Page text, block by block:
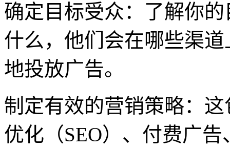
确定目标受众：了解你
什么，他们会在哪些渠
地投放广告。
制定有效的营销策略：
优化（SEO）、付费广